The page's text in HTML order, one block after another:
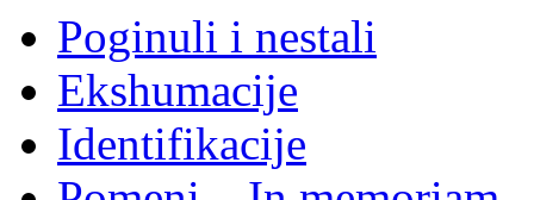
Poginuli i nestali
Ekshumacije
Identifikacije